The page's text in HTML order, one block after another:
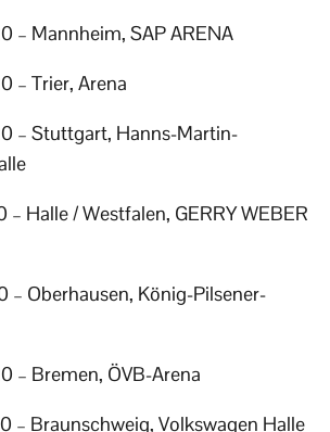
– Mannheim, SAP ARENA
– Trier, Arena
– Stuttgart, Hanns-Martin-
Halle / Westfalen, GERRY WEBER
– Oberhausen, König-Pilsener-
– Bremen, ÖVB-Arena
– Braunschweig, Volkswagen Halle